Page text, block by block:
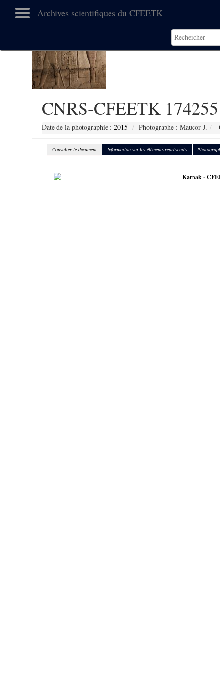
Archives scientifiques du CFEETK
CNRS-CFEETK 174255
Date de la photographie : 2015 Photographe : Maucor J.
Consulter le document Information sur les éléments représentés